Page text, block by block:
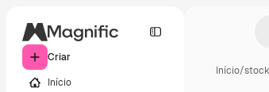
Criar
Início
Início/stock